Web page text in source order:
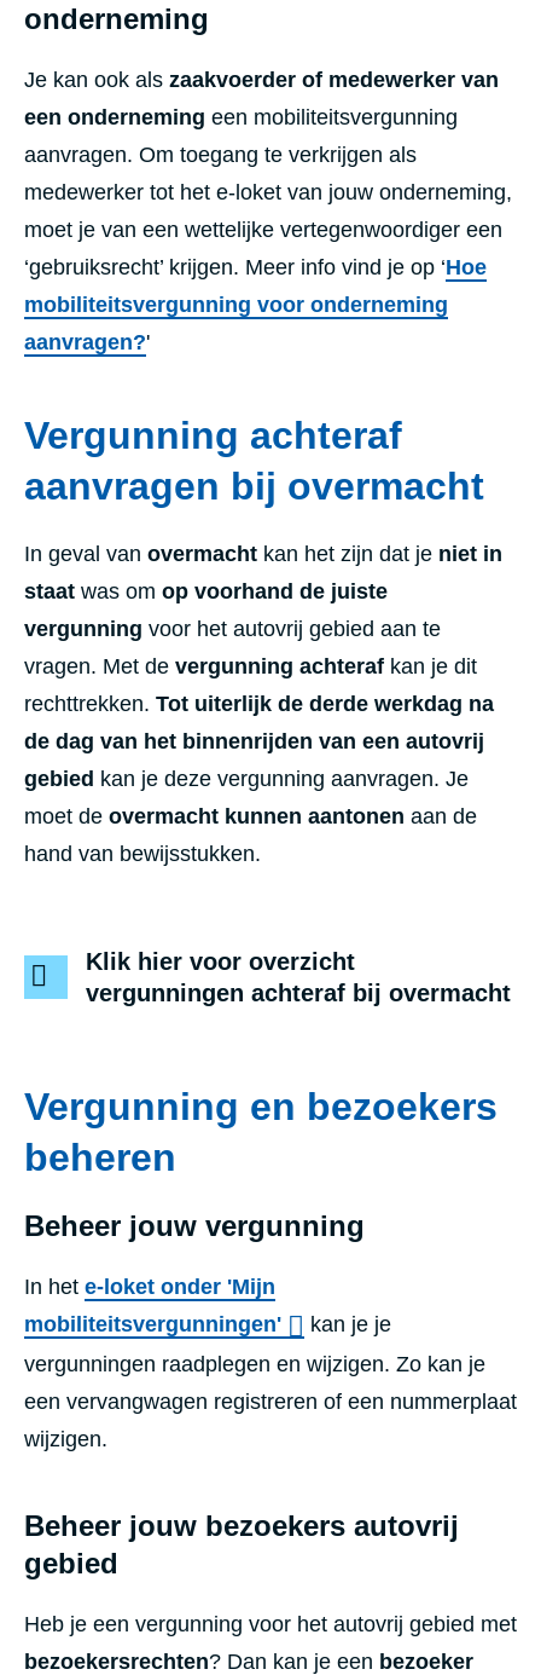
onderneming
Je kan ook als zaakvoerder of medewerker van
een onderneming een mobiliteitsvergunning
aanvragen. Om toegang te verkrijgen als
medewerker tot het e-loket van jouw onderneming,
moet je van een wettelijke vertegenwoordiger een
‘gebruiksrecht’ krijgen. Meer info vind je op ‘Hoe
mobiliteitsvergunning voor onderneming
aanvragen?'
Vergunning achteraf
aanvragen bij overmacht
In geval van overmacht kan het zijn dat je niet in
staat was om op voorhand de juiste
vergunning voor het autovrij gebied aan te
vragen. Met de vergunning achteraf kan je dit
rechttrekken. Tot uiterlijk de derde werkdag na
de dag van het binnenrijden van een autovrij
gebied kan je deze vergunning aanvragen. Je
moet de overmacht kunnen aantonen aan de
hand van bewijsstukken.
Klik hier voor overzicht
vergunningen achteraf bij overmacht
Vergunning en bezoekers
beheren
Beheer jouw vergunning
In het e-loket onder 'Mijn
mobiliteitsvergunningen'
kan je je
vergunningen raadplegen en wijzigen. Zo kan je
een vervangwagen registreren of een nummerplaat
wijzigen.
Beheer jouw bezoekers autovrij
gebied
Heb je een vergunning voor het autovrij gebied met
bezoekersrechten? Dan kan je een bezoeker